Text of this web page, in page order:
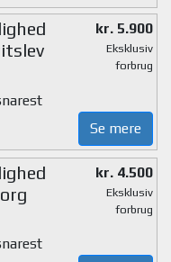
kr. 5.900
Eksklusiv
forbrug
Se mere
kr. 4.500
Eksklusiv
forbrug